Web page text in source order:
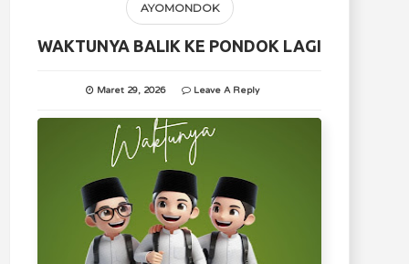
AYOMONDOK
WAKTUNYA BALIK KE PONDOK LAGI
Maret 29, 2026 Leave A Reply